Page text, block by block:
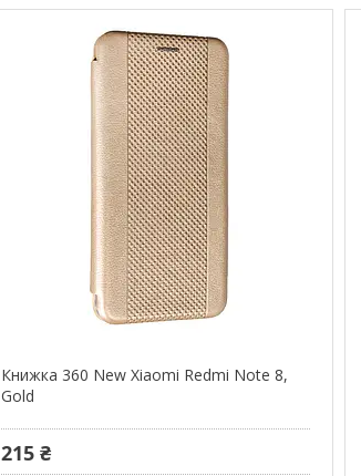
Книжка 360 New Xiaomi Redmi Note 8,
Gold
215 ₴